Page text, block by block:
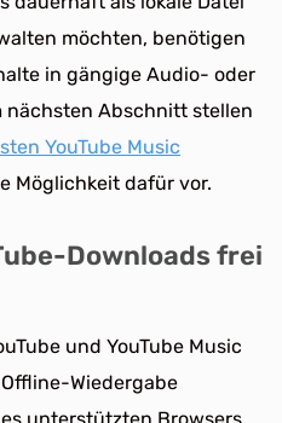
möchten, benötigen
in gängige Audio- oder
nächsten Abschnitt stellen
YouTube Music
Möglichkeit dafür vor.
Downloads frei
und YouTube Music
Wiedergabe